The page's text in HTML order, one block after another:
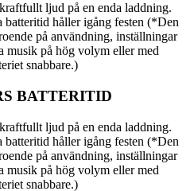
ljud på en enda laddning.
batteritid håller igång festen (*Den
på användning, inställningar
musik på hög volym eller med
snabbare.)
BATTERITID
ljud på en enda laddning.
batteritid håller igång festen (*Den
på användning, inställningar
musik på hög volym eller med
snabbare.)